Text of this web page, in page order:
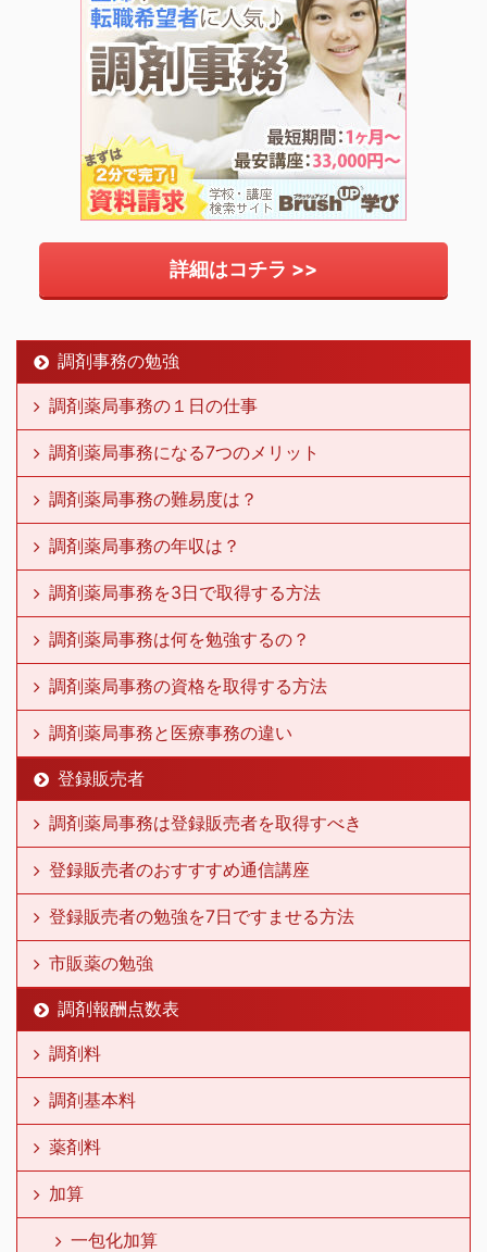
詳細はコチラ >>
調剤事務の勉強
調剤薬局事務の１日の仕事
調剤薬局事務になる7つのメリット
調剤薬局事務の難易度は？
調剤薬局事務の年収は？
調剤薬局事務を3日で取得する方法
調剤薬局事務は何を勉強するの？
調剤薬局事務の資格を取得する方法
調剤薬局事務と医療事務の違い
登録販売者
調剤薬局事務は登録販売者を取得すべき
登録販売者のおすすすめ通信講座
登録販売者の勉強を7日ですませる方法
市販薬の勉強
調剤報酬点数表
調剤料
調剤基本料
薬剤料
加算
一包化加算